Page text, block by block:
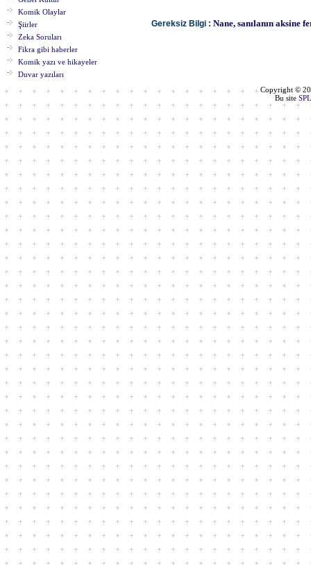
Komik Olaylar
Şiirler
Zeka Soruları
Fikra gibi haberler
Komik yazı ve hikayeler
Duvar yazıları
Gereksiz Bilgi : Nane, sanılanın aksine
Copyright ©
Bu site SPL